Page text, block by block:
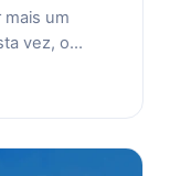
mais um
vez, o…